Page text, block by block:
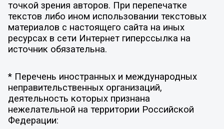
точкой зрения авторов. При перепечатке
текстов либо ином использовании текстовых
материалов с настоящего сайта на иных
ресурсах в сети Интернет гиперссылка на
источник обязательна.
* Перечень иностранных и международных
неправительственных организаций,
деятельность которых признана
нежелательной на территории Российской
Федерации: